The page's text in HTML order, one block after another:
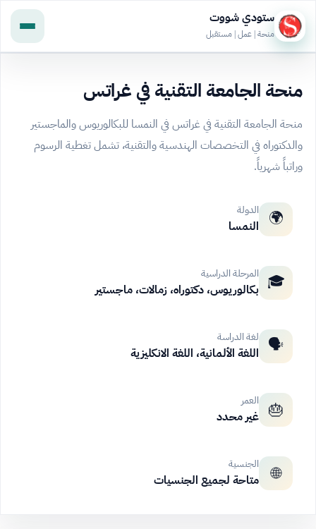
ستودي شووت
منحة | عمل | مستقبل
منحة الجامعة التقنية في غراتس
منحة الجامعة التقنية في غراتس في النمسا للبكالوريوس والماجستير
والدكتوراه في التخصصات الهندسية والتقنية، تشمل تغطية الرسوم
وراتباً شهرياً.
🌍 الدولة
النمسا
🎓 المرحلة الدراسية
بكالوريوس، دكتوراه، زمالات، ماجستير
🗣️ لغة الدراسة
اللغة الألمانية، اللغة الانكليزية
🎂 العمر
غير محدد
🌐 الجنسية
متاحة لجميع الجنسيات